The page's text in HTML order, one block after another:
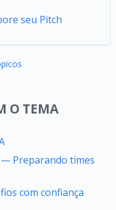
seu Pitch
O TEMA
— Preparando times
com confiança